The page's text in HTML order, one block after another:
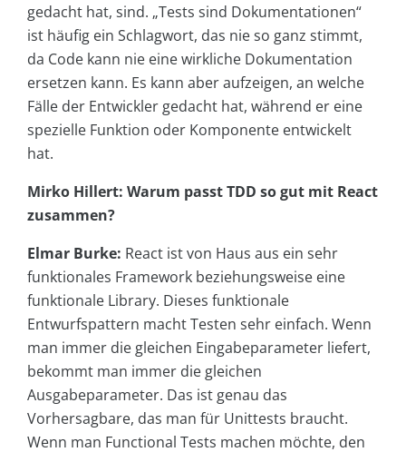
gedacht hat, sind. „Tests sind Dokumentationen“
ist häufig ein Schlagwort, das nie so ganz stimmt,
da Code kann nie eine wirkliche Dokumentation
ersetzen kann. Es kann aber aufzeigen, an welche
Fälle der Entwickler gedacht hat, während er eine
spezielle Funktion oder Komponente entwickelt
hat.
Mirko Hillert: Warum passt TDD so gut mit React
zusammen?
Elmar Burke: React ist von Haus aus ein sehr
funktionales Framework beziehungsweise eine
funktionale Library. Dieses funktionale
Entwurfspattern macht Testen sehr einfach. Wenn
man immer die gleichen Eingabeparameter liefert,
bekommt man immer die gleichen
Ausgabeparameter. Das ist genau das
Vorhersagbare, das man für Unittests braucht.
Wenn man Functional Tests machen möchte, den